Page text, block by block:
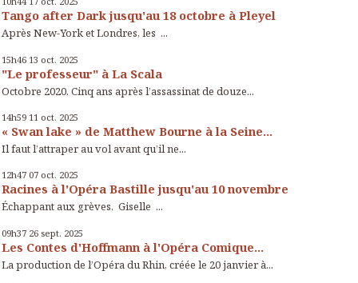
Tango after Dark jusqu'au 18 octobre à Pleyel
Après New-York et Londres, les ...
15h46 13 oct. 2025
"Le professeur" à La Scala
Octobre 2020. Cinq ans après l’assassinat de douze...
14h59 11 oct. 2025
« Swan lake » de Matthew Bourne à la Seine...
Il faut l’attraper au vol avant qu’il ne...
12h47 07 oct. 2025
Racines à l'Opéra Bastille jusqu'au 10 novembre
Échappant aux grèves, Giselle ...
09h37 26 sept. 2025
Les Contes d'Hoffmann à l'Opéra Comique...
La production de l’Opéra du Rhin, créée le 20 janvier à...